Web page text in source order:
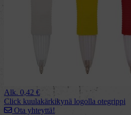
Alk. 0,42 €
Click kuulakärkikynä logolla otegrippi
Ota yhteyttä!